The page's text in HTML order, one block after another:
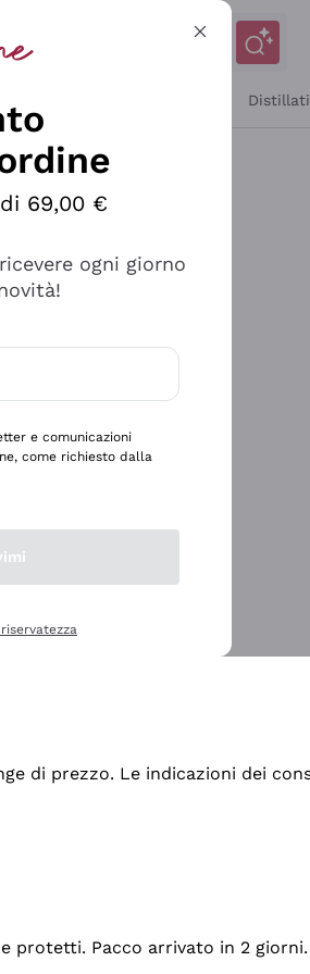
Distillati
di prezzo. Le indicazioni dei
protetti. Pacco arrivato in 2
69,00 €
ogni giorno
e comunicazioni
come richiesto dalla